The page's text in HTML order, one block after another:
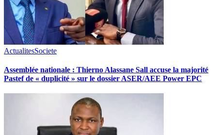
ActualitesSociete
Assemblée nationale : Thierno Alassane Sall accuse la majorité
Pastef de « duplicité » sur le dossier ASER/AEE Power EPC